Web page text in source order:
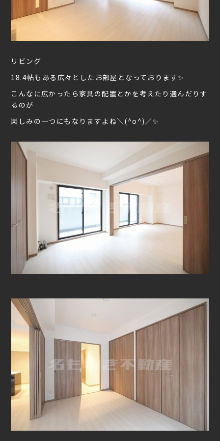
リビング
18.4帖もある広々としたお部屋となっております✨
こんなに広かったら家具の配置とかを考えたり選んだりす
るのが
楽しみの一つにもなりますよね＼(^o^)／✨